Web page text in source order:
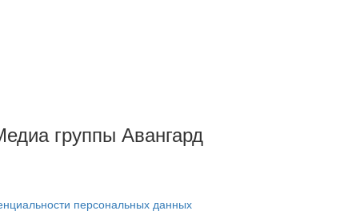
группы Авангард
персональных данных